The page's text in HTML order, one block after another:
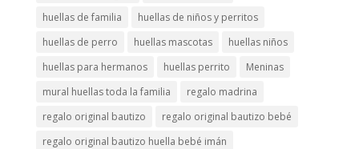
huellas de familia
huellas de niños y perritos
huellas de perro
huellas mascotas
huellas niños
huellas para hermanos
huellas perrito
Meninas
mural huellas toda la familia
regalo madrina
regalo original bautizo
regalo original bautizo bebé
regalo original bautizo huella bebé imán